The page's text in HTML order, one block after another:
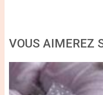
VOUS AIMEREZ